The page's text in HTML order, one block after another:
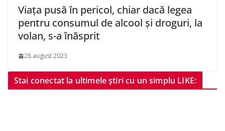
Viața pusă în pericol, chiar dacă legea
pentru consumul de alcool și droguri, la
volan, s-a înăsprit
28 august 2023
Stai conectat la ultimele știri cu un simplu LIKE: